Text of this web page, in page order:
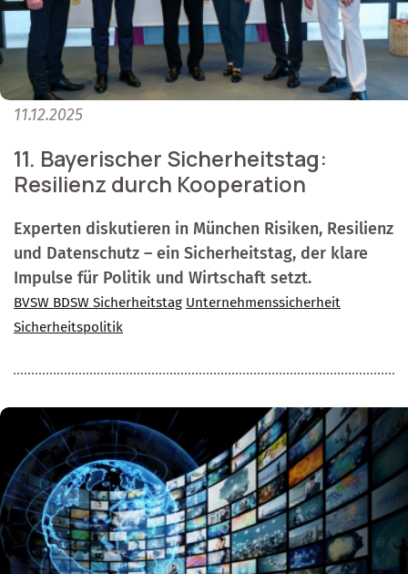
11.12.2025
11. Bayerischer Sicherheitstag:
Resilienz durch Kooperation
Experten diskutieren in München Risiken, Resilienz
und Datenschutz – ein Sicherheitstag, der klare
Impulse für Politik und Wirtschaft setzt.
BVSW BDSW Sicherheitstag Unternehmenssicherheit
Sicherheitspolitik